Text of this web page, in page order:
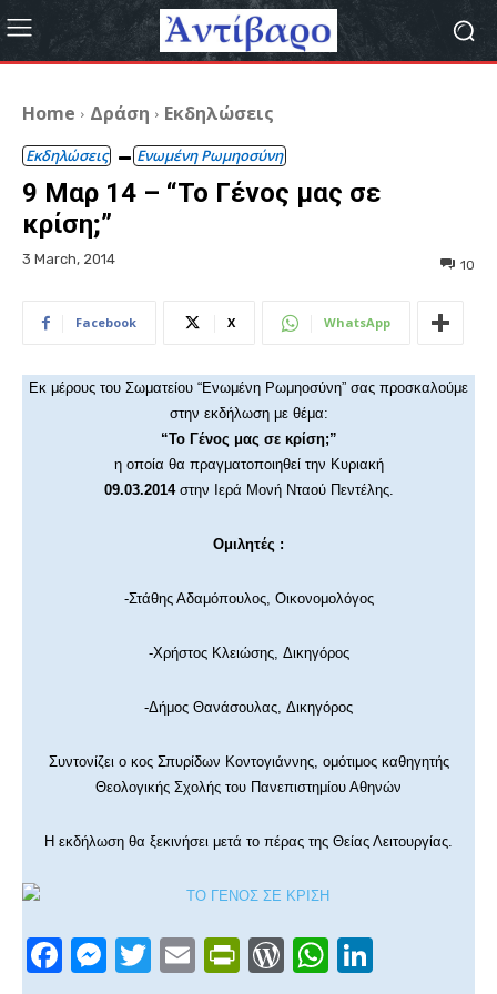
Home Δράση Εκδηλώσεις
Εκδηλώσεις Ενωμένη Ρωμηοσύνη
9 Μαρ 14 – “Το Γένος μας σε
κρίση;”
3 March, 2014 10
Facebook X WhatsApp
Εκ μέρους του Σωματείου “Ενωμένη Ρωμηοσύνη” σας προσκαλούμε
στην εκδήλωση με θέμα:
“Το Γένος μας σε κρίση;”
η οποία θα πραγματοποιηθεί την Κυριακή
09.03.2014 στην Ιερά Μονή Νταού Πεντέλης.
Ομιλητές :
-Στάθης Αδαμόπουλος, Οικονομολόγος
-Χρήστος Κλειώσης, Δικηγόρος
-Δήμος Θανάσουλας, Δικηγόρος
Συντονίζει ο κος Σπυρίδων Κοντογιάννης, ομότιμος καθηγητής
Θεολογικής Σχολής του Πανεπιστημίου Αθηνών
Η εκδήλωση θα ξεκινήσει μετά το πέρας της Θείας Λειτουργίας.
F
M
T
E
Pr W
W